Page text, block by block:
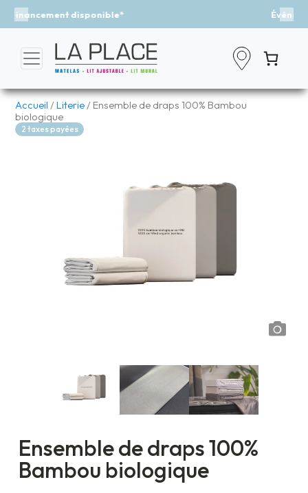
Événement - Un vent de fraîcheur
Previous
Accueil /Literie / Ensemble de draps 100% Bambou
biologique
2 taxes payées
Ensemble de draps 100%
Bambou biologique